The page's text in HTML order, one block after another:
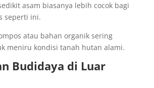
asam biasanya lebih cocok bagi
seperti ini.
atau bahan organik sering
meniru kondisi tanah hutan alami.
Budidaya di Luar